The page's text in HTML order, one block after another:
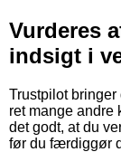
Vurderes
indsigt i
Trustpilot
ret mange andre
det godt, at du
før du færdiggør